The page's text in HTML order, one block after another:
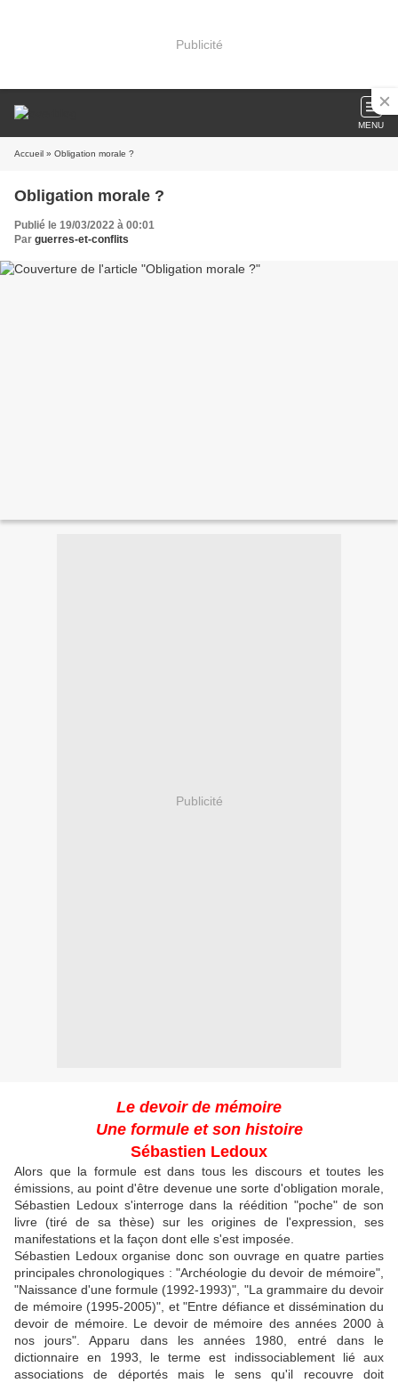
Publicité
MENU
Accueil » Obligation morale ?
Obligation morale ?
Publié le 19/03/2022 à 00:01
Par guerres-et-conflits
Publicité
Le devoir de mémoire
Une formule et son histoire
Sébastien Ledoux
Alors que la formule est dans tous les discours et toutes les
émissions, au point d'être devenue une sorte d'obligation morale,
Sébastien Ledoux s'interroge dans la réédition "poche" de son
livre (tiré de sa thèse) sur les origines de l'expression, ses
manifestations et la façon dont elle s'est imposée.
Sébastien Ledoux organise donc son ouvrage en quatre parties
principales chronologiques : "Archéologie du devoir de mémoire",
"Naissance d'une formule (1992-1993)", "La grammaire du devoir
de mémoire (1995-2005)", et "Entre défiance et dissémination du
devoir de mémoire. Le devoir de mémoire des années 2000 à
nos jours". Apparu dans les années 1980, entré dans le
dictionnaire en 1993, le terme est indissociablement lié aux
associations de déportés mais le sens qu'il recouvre doit